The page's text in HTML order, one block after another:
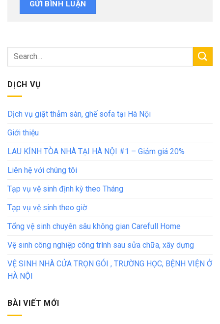
DỊCH VỤ
Dịch vụ giặt thảm sàn, ghế sofa tại Hà Nội
Giới thiệu
LAU KÍNH TÒA NHÀ TẠI HÀ NỘI #1 – Giảm giá 20%
Liên hệ với chúng tôi
Tạp vụ vệ sinh định kỳ theo Tháng
Tạp vụ vệ sinh theo giờ
Tổng vệ sinh chuyên sâu không gian Carefull Home
Vệ sinh công nghiệp công trình sau sửa chữa, xây dựng
VỆ SINH NHÀ CỬA TRỌN GÓI , TRƯỜNG HỌC, BỆNH VIỆN Ở
HÀ NỘI
BÀI VIẾT MỚI